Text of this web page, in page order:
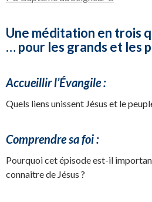
Une méditation en trois
… pour les grands et les
Accueillir l’Évangile :
Quels liens unissent Jésus et le
Comprendre sa foi :
Pourquoi cet épisode est-il
connaitre de Jésus ?